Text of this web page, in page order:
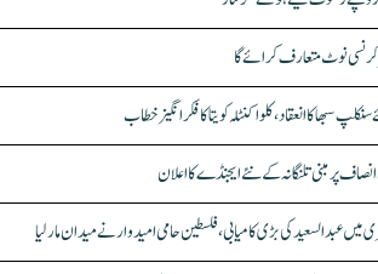
کرنسی نوٹ متعارف کرائے گا
سبھا کا انعقاد، کلواکنٹلہ کویتا کا فکر انگیز خطاب
انصاف پر مبنی تلنگانہ کے نئے ایجنڈے کا اعلان
عبدالسعید کی بڑی کامیابی، فلسطین حامی امیدوار نے میدان مار لیا